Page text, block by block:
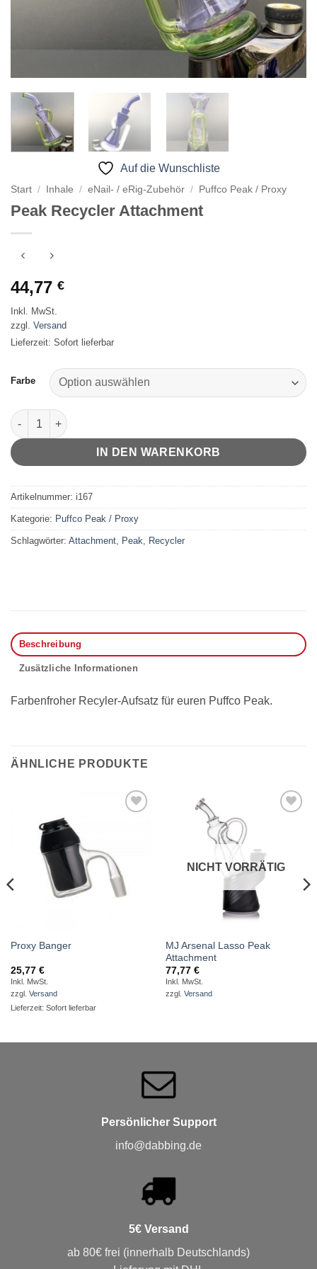
Auf die Wunschliste
Start / Inhale / eNail- / eRig-Zubehör / Puffco Peak / Proxy
Peak Recycler Attachment
44,77 €
Inkl. MwSt.
zzgl. Versand
Lieferzeit: Sofort lieferbar
Farbe
Peak Recycler Attachment Menge
IN DEN WARENKORB
Artikelnummer: i167
Kategorie: Puffco Peak / Proxy
Schlagwörter: Attachment, Peak, Recycler
Beschreibung
Zusätzliche Informationen
Farbenfroher Recyler-Aufsatz für euren Puffco Peak.
ÄHNLICHE PRODUKTE
Proxy Banger
25,77 €
Inkl. MwSt.
zzgl. Versand
Lieferzeit: Sofort lieferbar
NICHT VORRÄTIG
MJ Arsenal Lasso Peak
Attachment
77,77 €
Inkl. MwSt.
zzgl. Versand
Persönlicher Support
info@dabbing.de
5€ Versand
ab 80€ frei (innerhalb Deutschlands)